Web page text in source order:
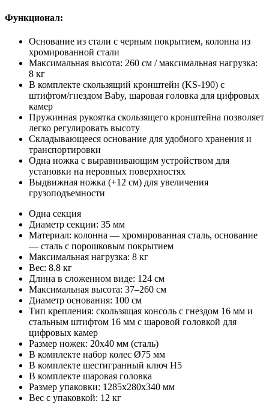
Функционал:
Основание из стали с черным покрытием, колонна из
хромированной стали
Максимальная высота: 260 см / максимальная нагрузка:
8 кг
В комплекте скользящий кронштейн (KS-190) с
штифтом/гнездом Baby, шаровая головка для цифровых
камер
Пружинная рукоятка скользящего кронштейна позволяет
легко регулировать высоту
Складывающееся основание для удобного хранения и
транспортировки
Одна ножка с выравнивающим устройством для
установки на неровных поверхностях
Выдвижная ножка (+12 см) для увеличения
грузоподъемности
Одна секция
Диаметр секции: 35 мм
Материал: колонна — хромированная сталь, основание
— сталь с порошковым покрытием
Максимальная нагрузка: 8 кг
Вес: 8.8 кг
Длина в сложенном виде: 124 см
Максимальная высота: 37–260 см
Диаметр основания: 100 см
Тип крепления: скользящая консоль с гнездом 16 мм и
стальным штифтом 16 мм с шаровой головкой для
цифровых камер
Размер ножек: 20x40 мм (сталь)
В комплекте набор колес Ø75 мм
В комплекте шестигранный ключ H5
В комплекте шаровая головка
Размер упаковки: 1285х280х340 мм
Вес с упаковкой: 12 кг